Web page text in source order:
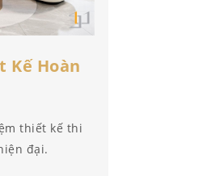
Kế Hoàn
thiết kế thi
đại.